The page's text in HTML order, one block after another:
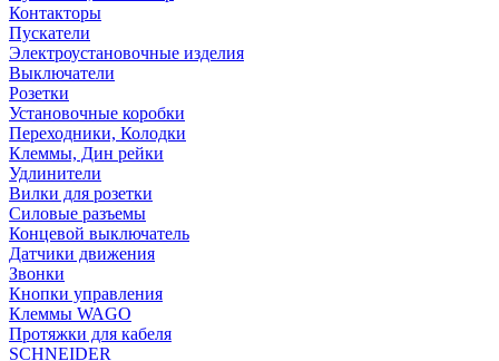
Контакторы
Пускатели
Электроустановочные изделия
Выключатели
Розетки
Установочные коробки
Переходники, Колодки
Клеммы, Дин рейки
Удлинители
Вилки для розетки
Силовые разъемы
Концевой выключатель
Датчики движения
Звонки
Кнопки управления
Клеммы WAGO
Протяжки для кабеля
SCHNEIDER